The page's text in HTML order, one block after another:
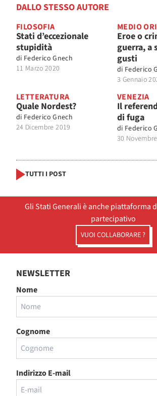
DALLO STESSO AUTORE
FILOSOFIA
Stati d’eccezionale
stupidità
di Federico Gnech
11 Marzo 2020
MEDIO
Eroe o
guerra, a
gusti
di Federico
3 Gennaio
LETTERATURA
Quale Nordest?
di Federico Gnech
24 Dicembre 2019
VENEZIA
Il
di fuga
di Federico
30
TUTTI I POST
Gli Stati Generali è anche piattaforma
partecipativo
VUOI COLLABORARE ?
NEWSLETTER
Nome
Cognome
Indirizzo E-mail